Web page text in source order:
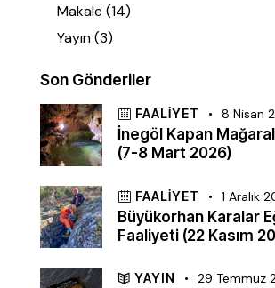
Makale (14)
Yayın(3)
Son Gönderiler
FAALIYET 8 Nisan
İnegöl Kapan
(7-8 Mart 2026)
FAALIYET 1 Aralık
Büyükorhan Karalar
Faaliyeti (22 Kasım
YAYIN 29 Temmuz